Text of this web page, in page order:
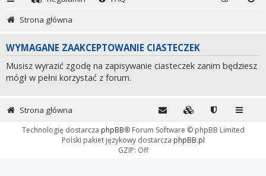
Strona główna
WYMAGANE ZAAKCEPTOWANIE CIASTECZEK
Musisz wyrazić zgodę na zapisywanie ciasteczek zanim będziesz
mógł w pełni korzystać z forum.
Strona główna
Technologię dostarcza phpBB® Forum Software © phpBB Limited
Polski pakiet językowy dostarcza phpBB.pl
GZIP: Off